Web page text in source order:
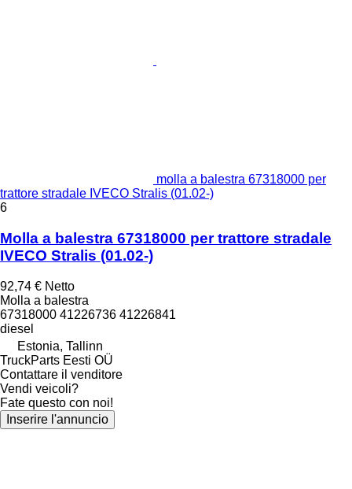
molla a balestra 67318000 per
trattore stradale IVECO Stralis (01.02-)
6
Molla a balestra 67318000 per trattore stradale
IVECO Stralis (01.02-)
92,74 € Netto
Molla a balestra
67318000 41226736 41226841
diesel
Estonia, Tallinn
TruckParts Eesti OÜ
Contattare il venditore
Vendi veicoli?
Fate questo con noi!
Inserire l'annuncio